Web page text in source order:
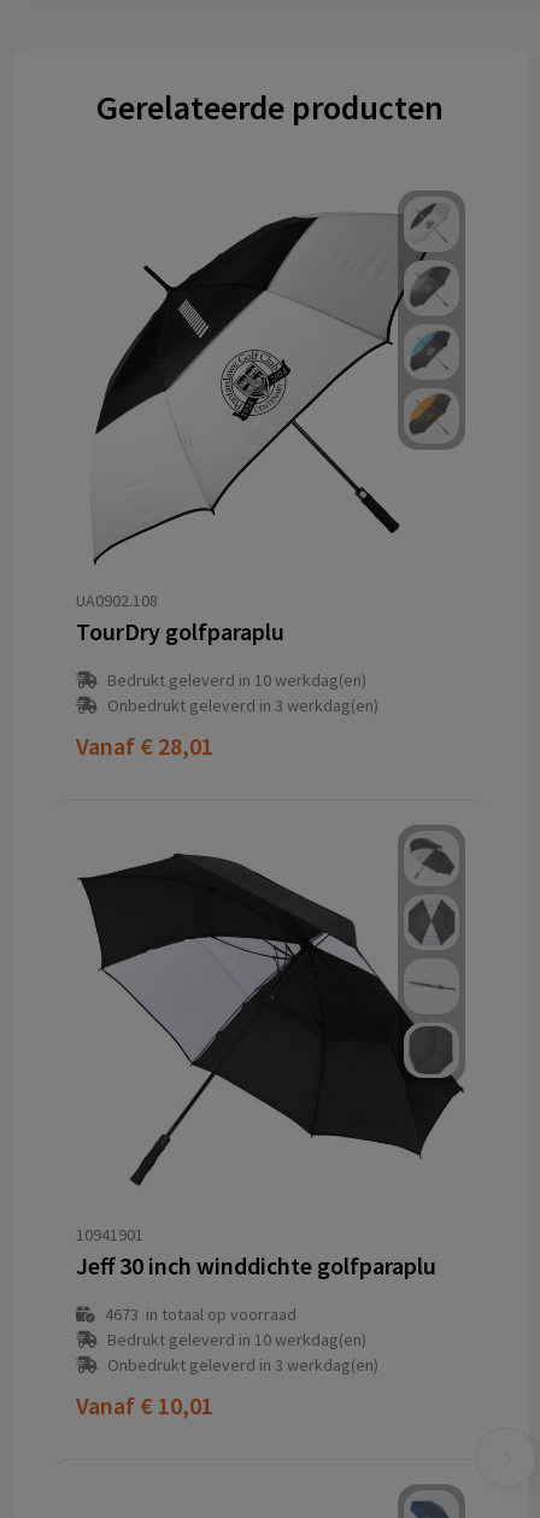
Gerelateerde producten
UA0902.108
TourDry golfparaplu
Bedrukt geleverd in 10 werkdag(en)
Onbedrukt geleverd in 3 werkdag(en)
Vanaf € 28,01
10941901
Jeff 30 inch winddichte golfparaplu
4673 in totaal op voorraad
Bedrukt geleverd in 10 werkdag(en)
Onbedrukt geleverd in 3 werkdag(en)
Vanaf € 10,01